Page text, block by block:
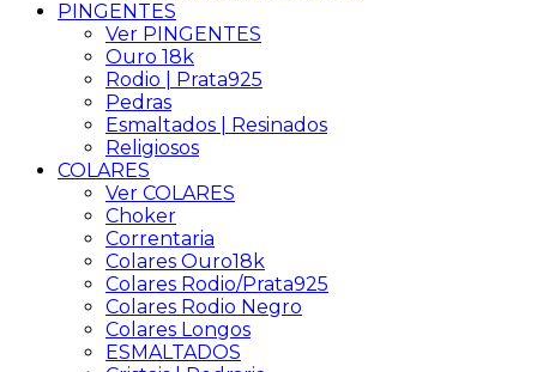
PINGENTES
Ver PINGENTES
Ouro 18k
Rodio | Prata925
Pedras
Esmaltados | Resinados
Religiosos
COLARES
Ver COLARES
Choker
Correntaria
Colares Ouro18k
Colares Rodio/Prata925
Colares Rodio Negro
Colares Longos
ESMALTADOS